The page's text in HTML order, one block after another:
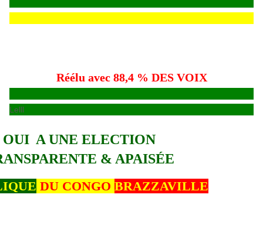
Réélu avec 88,4 % DES VOIX
Lelll
OUI A UNE ELECTION
& APAISÉE
DU CONGO BRAZZAVILLE